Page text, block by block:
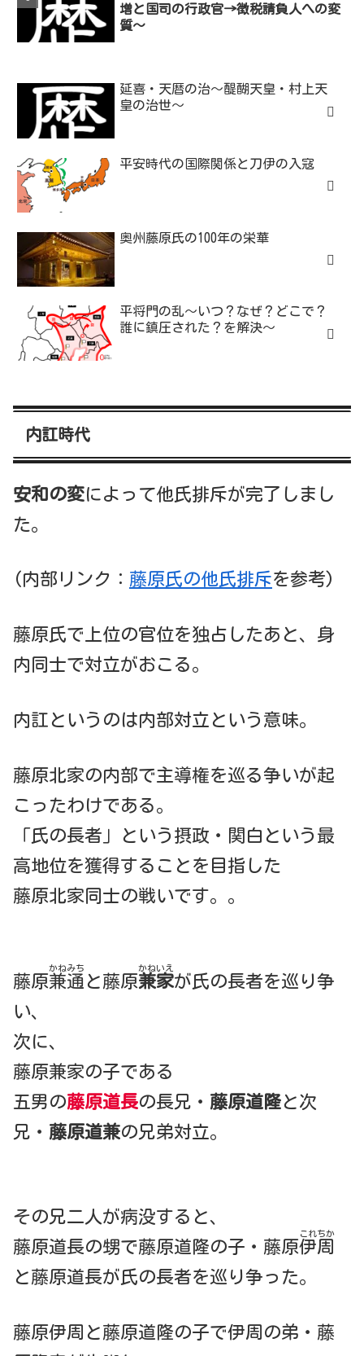
増と国司の行政官→徴税請負人への変
質～
延喜・天暦の治～醍醐天皇・村上天
皇の治世～
平安時代の国際関係と刀伊の入寇
奥州藤原氏の100年の栄華
平将門の乱～いつ？なぜ？どこで？
誰に鎮圧された？を解決～
内訌時代
安和の変によって他氏排斥が完了しまし
た。
(内部リンク： 藤原氏の他氏排斥を参考)
藤原氏で上位の官位を独占したあと、身
内同士で対立がおこる。
内訌というのは内部対立という意味。
藤原北家の内部で主導権を巡る争いが起
こったわけである。
「氏の長者」という摂政・関白という最
高地位を獲得することを目指した
藤原北家同士の戦いです。。
藤原兼通
かねみち
と藤原兼家
かねいえ
が氏の長者を巡り争
い、
次に、
藤原兼家の子である
五男の藤原道長の長兄・ 藤原道隆と次
兄・ 藤原道兼の兄弟対立。
その兄二人が病没すると、
藤原道長の甥で藤原道隆の子・藤原伊周
これちか
と藤原道長が氏の長者を巡り争った。
藤原伊周と藤原道隆の子で伊周の弟・藤